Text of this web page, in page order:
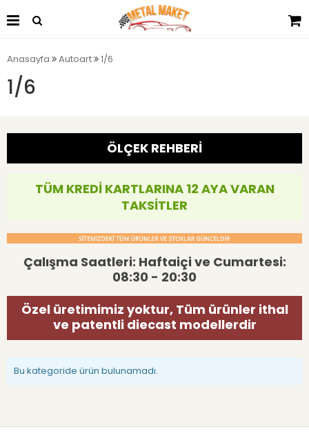
Anasayfa Autoart 1/6
1/6
ÖLÇEK REHBERİ
TÜM KREDİ KARTLARINA 12 AYA VARAN
TAKSİTLER
Çalışma Saatleri: Haftaiçi ve Cumartesi:
08:30 - 20:30
Özel üretimimiz yoktur, Tüm ürünler ithal
ve patentli diecast modellerdir
Bu kategoride ürün bulunamadı.